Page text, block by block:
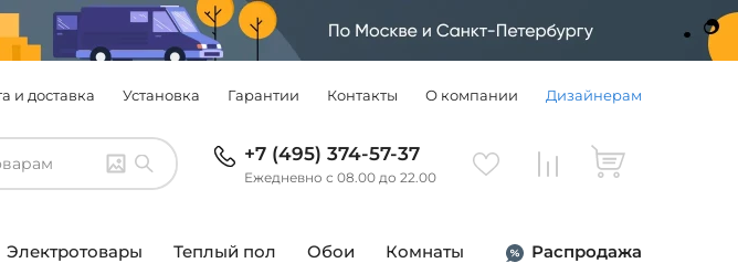
и доставка Установка Гарантии Контакты О компании Дизайнерам
+7 (495) 374-57-37
Ежедневно с 08.00 до 22.00
Электротовары Теплый пол Обои Комнаты Распродажа